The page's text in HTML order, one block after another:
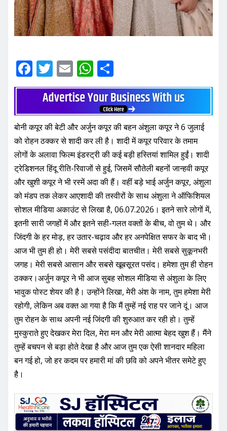
F
a
e
b
o
o
k
T
w
it
te
r
E
m
ai
l
W
h
at
s
A
p
p
h
ar
e
बोनी कपूर की बेटी और अर्जुन कपूर की बहन अंशुला कपूर ने 6 जुलाई
को रोहन ठक्कर से शादी कर ली है। शादी में कपूर परिवार के तमाम
लोगों के अलावा फिल्म इंडस्ट्री की कई बड़ी हस्तियां शामिल हुईं। शादी
ट्रेडिशनल हिंदू रीति-रिवाजों से हुई, जिसमें सौतेली बहनों जान्हवी कपूर
और खुशी कपूर ने भी रस्में अदा की हैं। वहीं बड़े भाई अर्जुन कपूर, अंशुला
को मंडप तक लेकर आएशादी की तस्वीरों के साथ अंशुला ने ऑफिशियल
सोशल मीडिया अकाउंट से लिखा है, 06.07.2026। इतने सारे लोगों में,
इतनी सारी जगहों में और इतने सही-गलत वक्तों के बीच, वो तुम थे। और
जिंदगी के हर मोड़, हर उतार-चढ़ाव और हर अनपेक्षित सफर के बाद भी।
आज भी तुम ही हो। मेरी सबसे पसंदीदा बातचीत। मेरी सबसे सुकूनभरी
जगह। मेरी सबसे आसान और सबसे खूबसूरत पसंद। हमेशा तुम ही रोहन
ठक्कर।अर्जुन कपूर ने भी आज सुबह सोशल मीडिया से अंशुला के लिए
भावुक पोस्ट शेयर की है। उन्होंने लिखा, मेरी अंश के नाम, तुम हमेशा मेरी
रहोगी, लेकिन अब वक्त आ गया है कि मैं तुम्हें नई राह पर जाने दूं। आज
तुम रोहन के साथ अपनी नई जिंदगी की शुरुआत कर रही हो। तुम्हें
मुस्कुराते हुए देखकर मेरा दिल, मेरा मन और मेरी आत्मा बेहद खुश हैं। मैंने
तुम्हें बचपन से बड़ा होते देखा है और आज तुम एक ऐसी शानदार महिला
बन गई हो, जो हर कदम पर हमारी मां की छवि को अपने भीतर समेटे हुए
है।